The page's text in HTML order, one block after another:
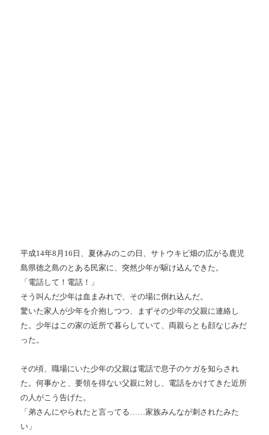
平成14年8月16日、夏休みのこの日、サトウキビ畑の広がる鹿児
島県徳之島のとある民家に、突然少年が駆け込んできた。
「電話して！電話！」
そう叫んだ少年は血まみれで、その場に倒れ込んだ。
驚いた家人が少年を介抱しつつ、まずその少年の父親に連絡し
た。少年はこの家の近所で暮らしていて、両親らとも顔なじみだ
った。
その頃、職場にいた少年の父親は電話で息子のケガを知らされ
た。何事かと、要領を得ない父親に対し、電話をかけてきた近所
の人がこう告げた。
「弟さんにやられたと言ってる……家族みんなが刺されたみた
い」